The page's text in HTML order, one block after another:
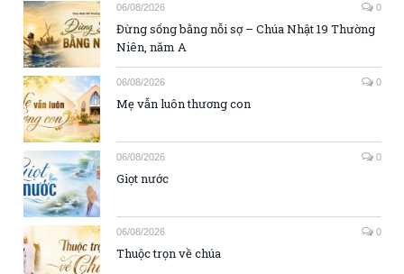
06/08/2026 0
Đừng sống bằng nỗi sợ – Chúa Nhật 19 Thường
Niên, năm A
06/08/2026 0
Mẹ vẫn luôn thương con
06/08/2026 0
Giọt nước
06/08/2026 0
Thuộc trọn về chúa